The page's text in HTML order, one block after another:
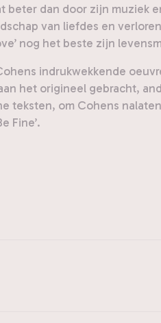
dan door zijn muziek
van liefdes en
nog het beste zijn
indrukwekkende
het origineel gebracht,
teksten, om Cohens
Fine’.